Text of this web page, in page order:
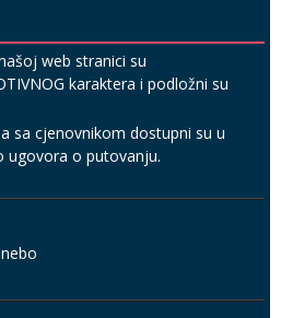
web stranici su
karaktera i podložni su
sa cjenovnikom dostupni su u
ugovora o putovanju.